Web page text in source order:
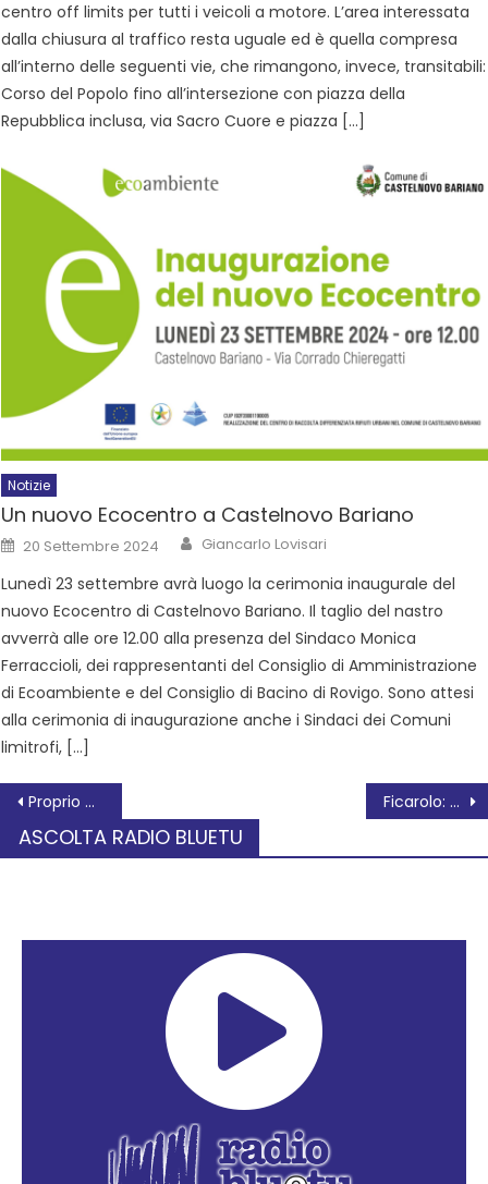
centro off limits per tutti i veicoli a motore. L’area interessata
dalla chiusura al traffico resta uguale ed è quella compresa
all’interno delle seguenti vie, che rimangono, invece, transitabili:
Corso del Popolo fino all’intersezione con piazza della
Repubblica inclusa, via Sacro Cuore e piazza […]
Notizie
Un nuovo Ecocentro a Castelnovo Bariano
20 Settembre 2024 Giancarlo Lovisari
Lunedì 23 settembre avrà luogo la cerimonia inaugurale del
nuovo Ecocentro di Castelnovo Bariano. Il taglio del nastro
avverrà alle ore 12.00 alla presenza del Sindaco Monica
Ferraccioli, dei rappresentanti del Consiglio di Amministrazione
di Ecoambiente e del Consiglio di Bacino di Rovigo. Sono attesi
alla cerimonia di inaugurazione anche i Sindaci dei Comuni
limitrofi, […]
Proprio Oggi 11 agosto Ficarolo: PAOLO BENVEGNÙ, LA POESIA VESTITA DI ROCK
ASCOLTA RADIO BLUETU